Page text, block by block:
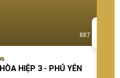
887
HIỆP 3 - PHÚ YÊN